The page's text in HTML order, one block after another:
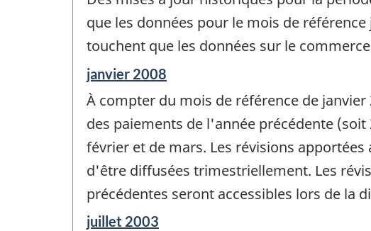
référence
de
changement
-
que les données pour le mois de
touchent que les données sur le
Période
de
référence
de
changement
-
janvier 2008
À compter du mois de référence de
des paiements de l'année précédente
février et de mars. Les révisions
d'être diffusées trimestriellement. Les
précédentes seront accessibles lors de la
Période
juillet 2003